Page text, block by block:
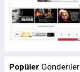
Popüler Gönderiler